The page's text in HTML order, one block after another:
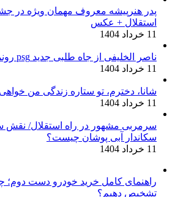
پدر هنرپیشه معروف مهمان ویژه در
استقلال + عکس
11 خرداد 1404
ناصر الخلیفی از جاه طلبی جدید psg رونمایی کرد
11 خرداد 1404
شانا، دخترم، تو ستاره زندگی من خواهی
11 خرداد 1404
سرمربی مشهور در راه استقلال/ نقش
سکاندار آبی پوشان چیست؟
11 خرداد 1404
راهنمای کامل خرید خودرو دست دوم؛
تشخیص دهیم؟